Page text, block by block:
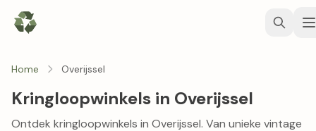
Home Overijssel
Kringloopwinkels in Overijssel
Ontdek kringloopwinkels in Overijssel. Van unieke vintage